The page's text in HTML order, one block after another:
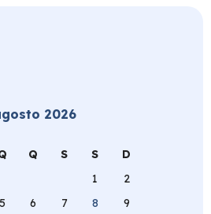
2026
Q S S
D
1
2
5 6 7 8
9